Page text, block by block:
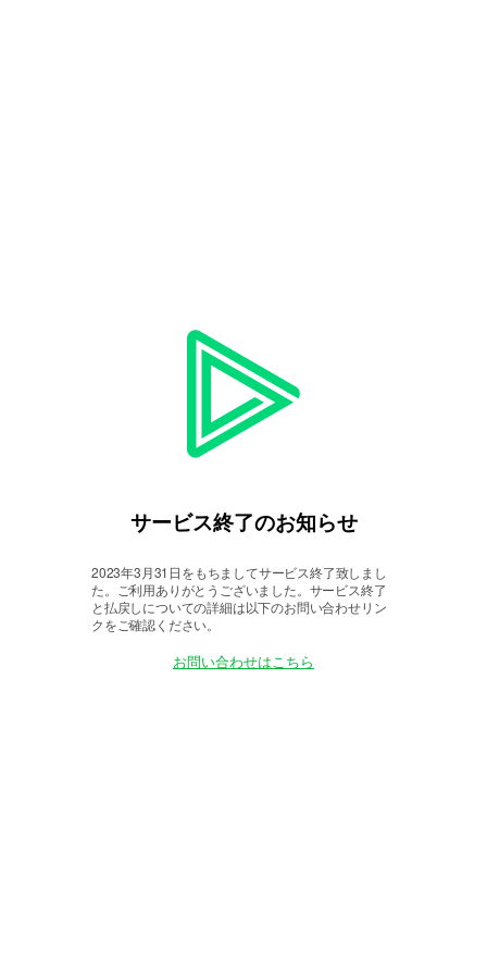
サービス終了のお知らせ
2023年3月31日をもちましてサービス終了致しまし
た。
ご利用ありがとうございました。サービス終了
と払戻しについての詳細は以下のお問い合わせリン
クをご確認ください。
お問い合わせはこちら